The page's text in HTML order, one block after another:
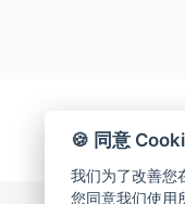
🍪 同意
我们为了改善您
您同意我们使用